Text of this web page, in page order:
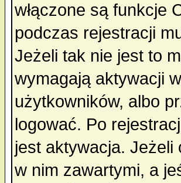
włączone są funkcje
podczas rejestracji
Jeżeli tak nie jest to
wymagają aktywacji
użytkowników, albo
logować. Po
jest aktywacja. Jeżeli
w nim zawartymi, a